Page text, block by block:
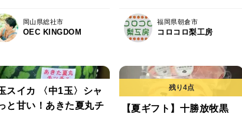
岡山県総社市
OEC KINGDOM
福岡県朝倉市
コロコロ梨工房
スイカ 〈中1玉〉シャ
と甘い！あきた夏丸チ
【夏ギフト】十勝放牧黒